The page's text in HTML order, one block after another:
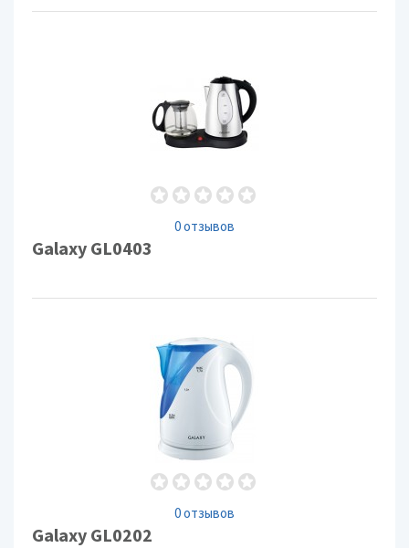
0 отзывов
Galaxy GL0403
0 отзывов
Galaxy GL0202